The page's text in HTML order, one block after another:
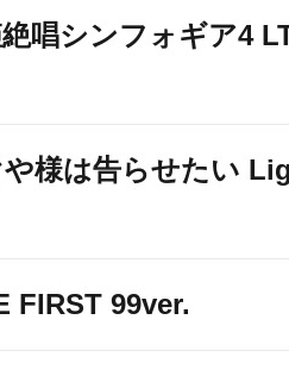
唱シンフォギア4
様は告らせたい
FIRST 99ver.